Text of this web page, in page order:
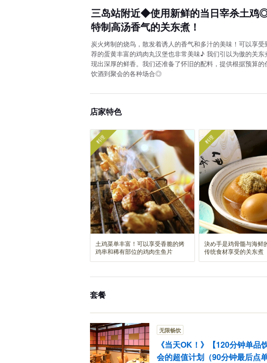
三岛站附近◆使用新鲜的当日宰杀土鸡
特制高汤香气的关东煮！
炭火烤制的烧鸟，散发着诱人的香气和多汁的美味！可以享
荐的蛋黄丰富的鸡肉丸汉堡也非常美味♪ 我们引以为傲的关
现出深厚的鲜香。我们还准备了怀旧的配料，提供根据预算
饮酒到聚会的各种场合◎
店家特色
料理
土鸡菜单丰富！可以享受香脆的烤
鸡串和稀有部位的鸡肉生鱼片
料理
決め手是鸡骨髓与海鲜
传统食材享受的关东煮
套餐
无限畅饮
《当天OK！》【120分钟单品
会的超值计划（90分钟最后点单